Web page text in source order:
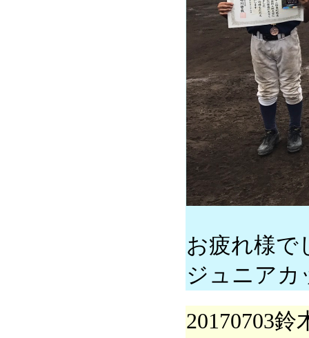
お疲れ様で
ジュニアカ
20170703鈴